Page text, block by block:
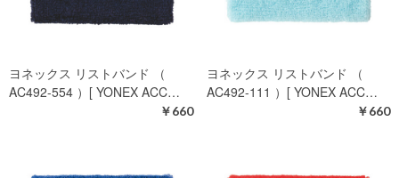
ヨネックス リストバンド （
AC492-554 ）[ YONEX ACC…
￥660
ヨネックス リストバンド （
AC492-111 ）[ YONEX ACC…
￥660